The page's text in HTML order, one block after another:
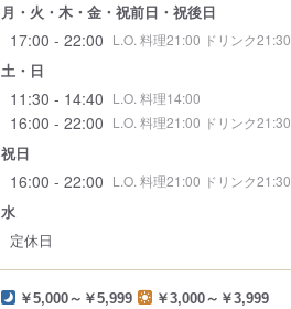
月・火・木・金・祝前日・祝後日
17:00 - 22:00 L.O. 料理21:00 ドリンク21:30
土・日
11:30 - 14:40 L.O. 料理14:00
16:00 - 22:00 L.O. 料理21:00 ドリンク21:30
祝日
16:00 - 22:00 L.O. 料理21:00 ドリンク21:30
水
定休日
￥5,000～￥5,999 ￥3,000～￥3,999